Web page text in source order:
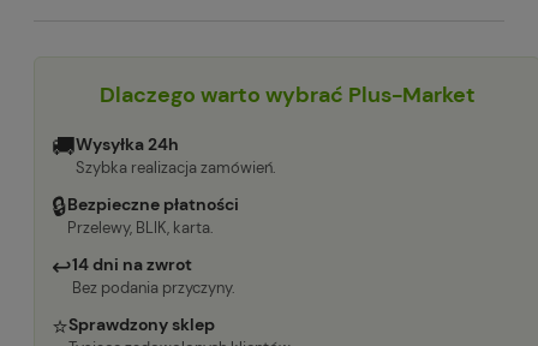
Dlaczego warto wybrać Plus-Market
🚚Wysyłka 24h
Szybka realizacja zamówień.
🔒Bezpieczne płatności
Przelewy, BLIK, karta.
↩14 dni na zwrot
Bez podania przyczyny.
⭐Sprawdzony sklep